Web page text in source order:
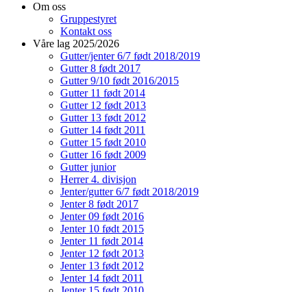
Om oss
Gruppestyret
Kontakt oss
Våre lag 2025/2026
Gutter/jenter 6/7 født 2018/2019
Gutter 8 født 2017
Gutter 9/10 født 2016/2015
Gutter 11 født 2014
Gutter 12 født 2013
Gutter 13 født 2012
Gutter 14 født 2011
Gutter 15 født 2010
Gutter 16 født 2009
Gutter junior
Herrer 4. divisjon
Jenter/gutter 6/7 født 2018/2019
Jenter 8 født 2017
Jenter 09 født 2016
Jenter 10 født 2015
Jenter 11 født 2014
Jenter 12 født 2013
Jenter 13 født 2012
Jenter 14 født 2011